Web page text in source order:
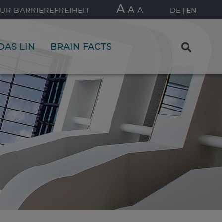
BARRIEREFREIHEIT A A A DE EN
LIN BRAIN FACTS